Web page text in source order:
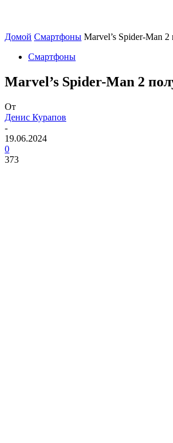
Домой Смартфоны Marvel’s Spider-Man
Смартфоны
Marvel’s Spider-Man 2
От
Денис Курапов
-
19.06.2024
0
373